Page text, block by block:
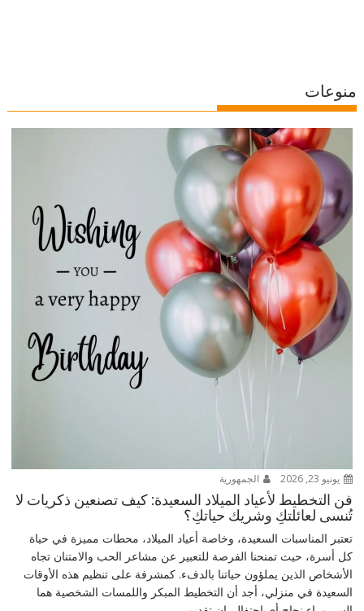
منوعات
يونيو 23, 2026 الجمهورية
فن التخطيط لأعياد الميلاد السعيدة: كيف تصنعين ذكريات لا
تُنسى لعائلتكِ وشريك حياتكِ؟
تعتبر المناسبات السعيدة، وخاصة أعياد الميلاد، محطات مميزة في حياة
كل أسرة، حيث تمنحنا الفرصة للتعبير عن مشاعر الحب والامتنان تجاه
الأشخاص الذين يملؤون حياتنا بالدفء. كمشرفة على تنظيم هذه الأوقات
السعيدة في منزلي، أجد أن التخطيط المبكر واللمسات الشخصية هما